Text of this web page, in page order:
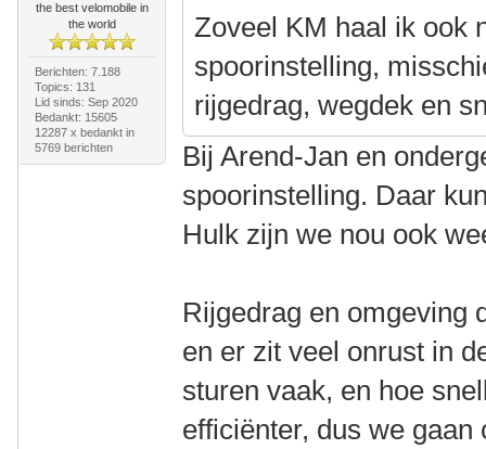
the best velomobile in
the world
Berichten: 7.188
Topics: 131
Lid sinds: Sep 2020
Bedankt: 15605
12287 x bedankt in
5769 berichten
Zoveel KM haal ik ook
spoorinstelling,
rijgedrag, wegdek en
Bij Arend-Jan en
spoorinstelling. Daar
Hulk zijn we nou ook
Rijgedrag en omgeving
en er zit veel onrust in
sturen vaak, en hoe
efficiënter, dus we